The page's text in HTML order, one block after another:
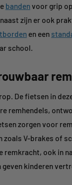
bandenvoor grip
zijn er ook
en een
school.
De fietsen in
remhendels,
zorgen voor
zoals V-brakes of
remkracht, ook in
kinderen